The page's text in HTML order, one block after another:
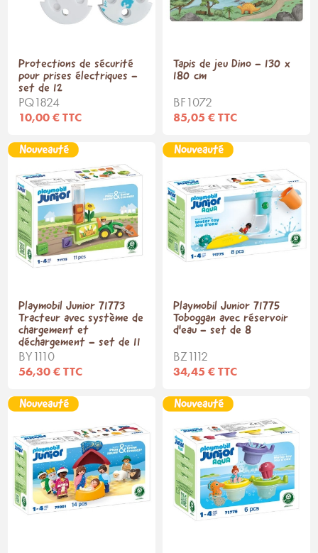
Protections de sécurité
pour prises électriques -
set de 12
PQ1824
10,00 € TTC
Tapis de jeu Dino - 130 x
180 cm
BF1072
85,05 € TTC
Playmobil Junior 71773
Tracteur avec système de
chargement et
déchargement - set de 11
BY1110
56,30 € TTC
Playmobil Junior 71775
Toboggan avec réservoir
d'eau - set de 8
BZ1112
34,45 € TTC